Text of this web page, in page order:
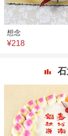
想念
¥218